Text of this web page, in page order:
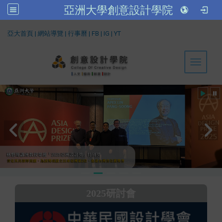
亞洲大學創意設計學院
亞大首頁 | 網站導覽 | 行事曆 | FB | IG | YT
Toggle